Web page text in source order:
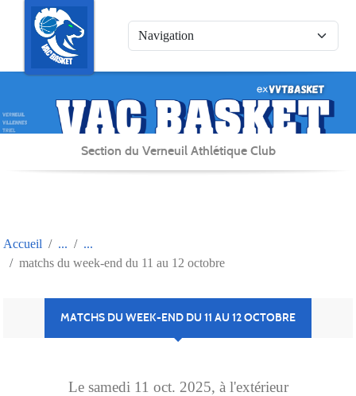
Section du Verneuil Athlétique Club
Accueil
matchs du week-end du 11 au 12 octobre
MATCHS DU WEEK-END DU 11 AU 12 OCTOBRE
Le samedi 11 oct. 2025, à l'extérieur
Panneau de gestion des cookies